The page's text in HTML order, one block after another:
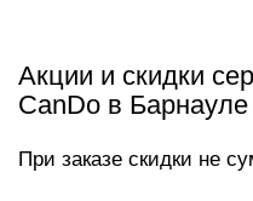
Акции и скидки
CanDo в Барнауле
При заказе скидки не